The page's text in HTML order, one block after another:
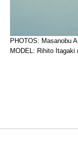
PHOTOS: Masanobu
MODEL: Rihito Itagaki